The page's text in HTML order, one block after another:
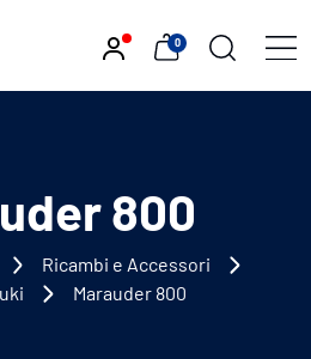
0
800
Ricambi e Accessori
Marauder 800